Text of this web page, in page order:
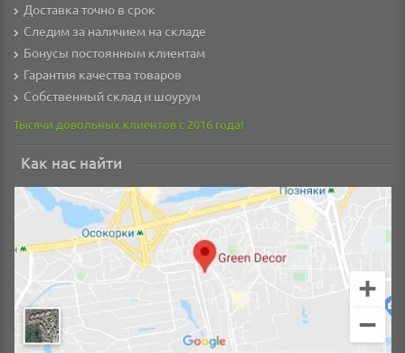
Доставка точно в срок
Следим за наличием на складе
Бонусы постоянным клиентам
Гарантия качества товаров
Собственный склад и шоурум
Тысячи довольных клиентов с 2016 года!
Как нас найти